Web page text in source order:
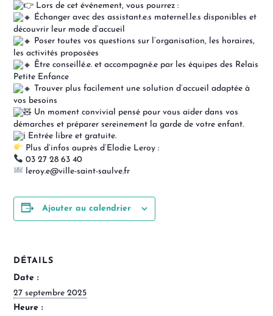
Lors de cet événement, vous pourrez :
Échanger avec des assistant.e.s maternel.le.s disponibles et
découvrir leur mode d’accueil
Poser toutes vos questions sur l’organisation, les horaires,
les activités proposées
Être conseillé.e. et accompagné.e par les équipes des Relais
Petite Enfance
Trouver plus facilement une solution d’accueil adaptée à
vos besoins
Un moment convivial pensé pour vous aider dans vos
démarches et préparer sereinement la garde de votre enfant.
Entrée libre et gratuite.
Plus d’infos auprès d’Elodie Leroy :
03 27 28 63 40
leroy.e@ville-saint-saulve.fr
Ajouter au calendrier
DÉTAILS
Date :
27 septembre 2025
Heure :